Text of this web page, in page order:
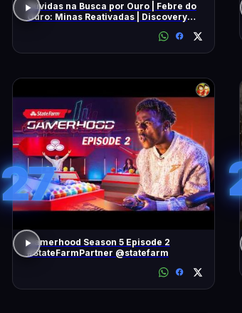
Dúvidas na Busca por Ouro | Febre do
Ouro: Minas Reativadas | Discovery
27
Gamerhood Season 5 Episode 2
#StateFarmPartner @statefarm